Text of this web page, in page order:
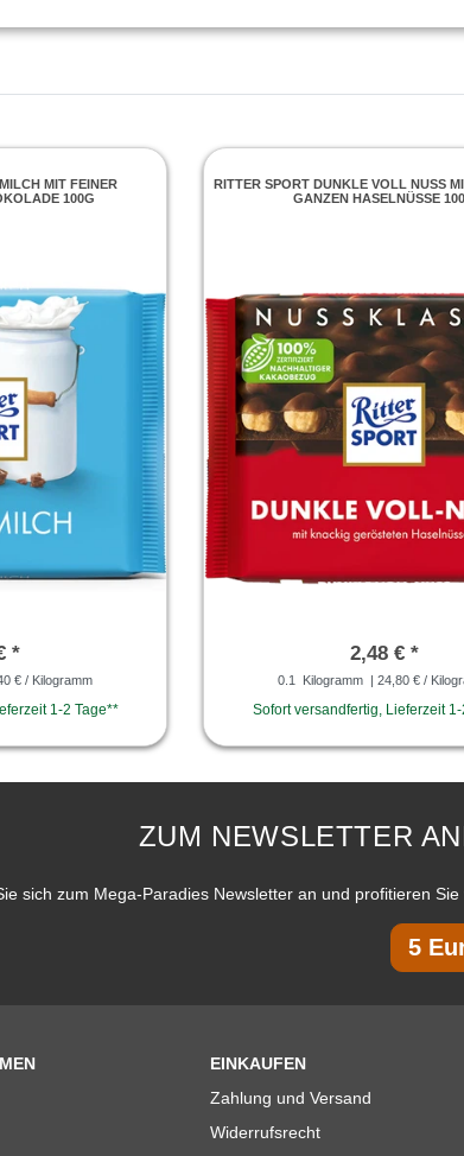
MIT FEINER
100G
*
€ / Kilogramm
1-2 Tage**
RITTER SPORT DUNKLE VOLL NUSS
GANZEN HASELNÜSSE
2,48 € *
0.1 Kilogramm | 24,80 € /
Sofort versandfertig, Lieferzeit
ZUM NEWSLETTER
sich zum Mega-Paradies Newsletter an und profitieren
5
EINKAUFEN
Zahlung und Versand
Widerrufsrecht